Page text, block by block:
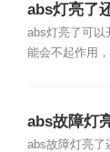
abs灯亮了
abs灯亮了可以
能会不起作用，
abs故障灯
abs故障灯亮了